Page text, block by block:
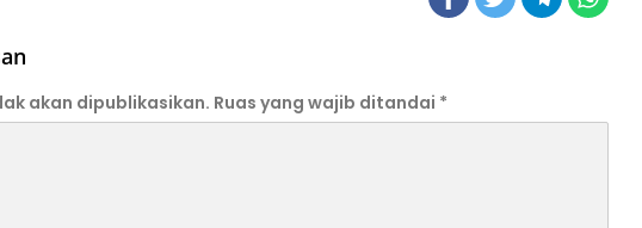
akan dipublikasikan. Ruas yang wajib ditandai *